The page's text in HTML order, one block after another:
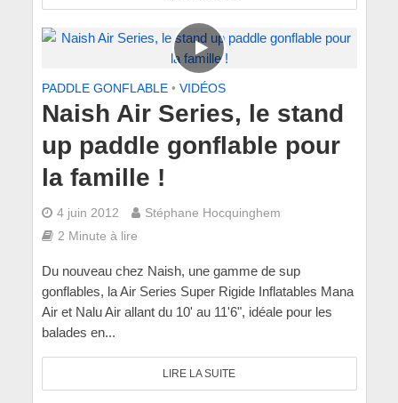
PADDLE GONFLABLE • VIDÉOS
Naish Air Series, le stand
up paddle gonflable pour
la famille !
4 juin 2012
Stéphane Hocquinghem
2 Minute à lire
Du nouveau chez Naish, une gamme de sup
gonflables, la Air Series Super Rigide Inflatables Mana
Air et Nalu Air allant du 10' au 11'6", idéale pour les
balades en...
LIRE LA SUITE